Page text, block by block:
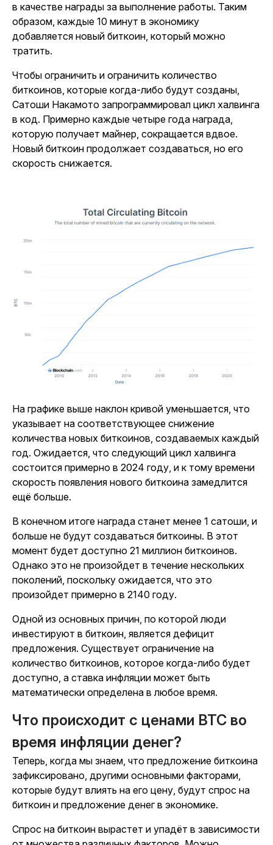
в качестве награды за выполнение работы. Таким
образом, каждые 10 минут в экономику
добавляется новый биткоин, который можно
тратить.
Чтобы ограничить и ограничить количество
биткоинов, которые когда-либо будут созданы,
Сатоши Накамото запрограммировал цикл халвинга
в код. Примерно каждые четыре года награда,
которую получает майнер, сокращается вдвое.
Новый биткоин продолжает создаваться, но его
скорость снижается.
На графике выше наклон кривой уменьшается, что
указывает на соответствующее снижение
количества новых биткоинов, создаваемых каждый
год. Ожидается, что следующий цикл халвинга
состоится примерно в 2024 году, и к тому времени
скорость появления нового биткоина замедлится
ещё больше.
В конечном итоге награда станет менее 1 сатоши, и
больше не будут создаваться биткоины. В этот
момент будет доступно 21 миллион биткоинов.
Однако это не произойдет в течение нескольких
поколений, поскольку ожидается, что это
произойдет примерно в 2140 году.
Одной из основных причин, по которой люди
инвестируют в биткоин, является дефицит
предложения. Существует ограничение на
количество биткоинов, которое когда-либо будет
доступно, а ставка инфляции может быть
математически определена в любое время.
Что происходит с ценами BTC во
время инфляции денег?
Теперь, когда мы знаем, что предложение биткоина
зафиксировано, другими основными факторами,
которые будут влиять на его цену, будут спрос на
биткоин и предложение денег в экономике.
Спрос на биткоин вырастет и упадёт в зависимости